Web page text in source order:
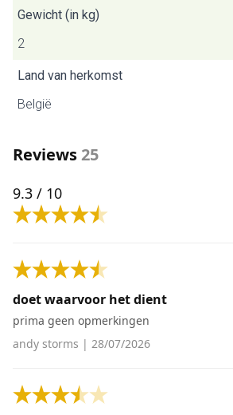
Gewicht (in kg)
2
Land van herkomst
België
Reviews25
9.3 / 10
doet waarvoor het dient
prima geen opmerkingen
andy storms | 28/07/2026